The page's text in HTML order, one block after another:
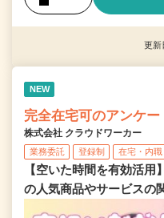
更新
NEW
完全在宅可のアンケ
株式会社 クラウドワーカー
業務委託 登録制 在宅・内職
【空いた時間を有効活
の人気商品やサービスの